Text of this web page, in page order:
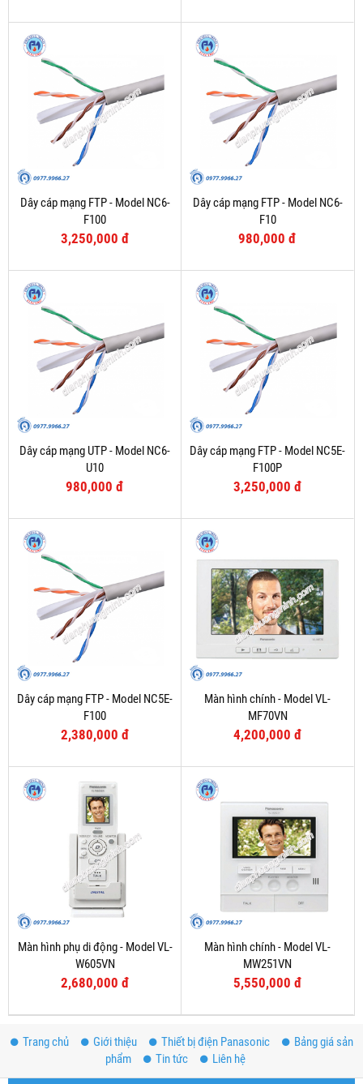
Dây cáp mạng FTP - Model NC6-
F100
3,250,000 đ
Dây cáp mạng FTP - Model NC6-
F10
980,000 đ
Dây cáp mạng UTP - Model NC6-
U10
980,000 đ
Dây cáp mạng FTP - Model NC5E-
F100P
3,250,000 đ
Dây cáp mạng FTP - Model NC5E-
F100
2,380,000 đ
Màn hình chính - Model VL-
MF70VN
4,200,000 đ
Màn hình phụ di động - Model VL-
W605VN
2,680,000 đ
Màn hình chính - Model VL-
MW251VN
5,550,000 đ
Trang chủ Giới thiệu Thiết bị điện Panasonic
Bảng giá sản
phẩm
Tin tức Liên hệ